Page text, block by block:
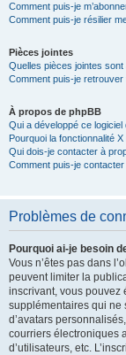
Comment puis-je
Comment puis-je résilier
Pièces jointes
Quelles pièces jointes
Comment puis-je
À propos de phpBB
Qui a développé ce
Pourquoi la fonctionnalité
Qui dois-je contacter à
Comment puis-je
Problèmes de
Pourquoi ai-je besoin
Vous n’êtes pas dans
peuvent limiter la
inscrivant, vous pouvez
supplémentaires qui ne
d’avatars
courriers électroniques
d’utilisateurs, etc.